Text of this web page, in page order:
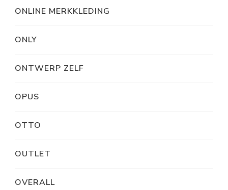
ONLINE MERKKLEDING
ONLY
ONTWERP ZELF
OPUS
OTTO
OUTLET
OVERALL